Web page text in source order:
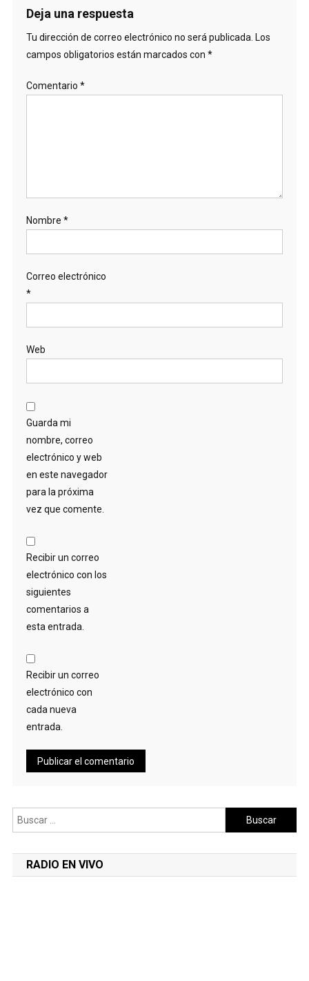
Deja una respuesta
Tu dirección de correo electrónico no será publicada. Los
campos obligatorios están marcados con *
Comentario *
Nombre *
Correo electrónico
*
Web
Guarda mi
nombre, correo
electrónico y web
en este navegador
para la próxima
vez que comente.
Recibir un correo
electrónico con los
siguientes
comentarios a
esta entrada.
Recibir un correo
electrónico con
cada nueva
entrada.
Buscar:
RADIO EN VIVO